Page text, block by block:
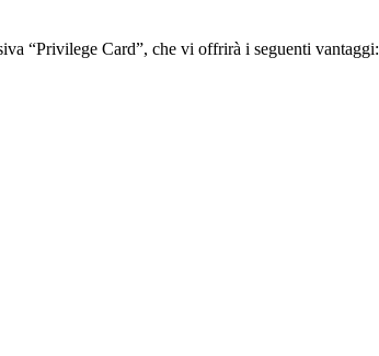
“Privilege Card”, che vi offrirà i seguenti vantaggi: